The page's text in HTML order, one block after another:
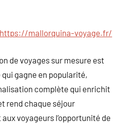
https://mallorquina-voyage.fr/
de voyages sur mesure est
gagne en popularité,
complète qui enrichit
rend chaque séjour
voyageurs l’opportunité de